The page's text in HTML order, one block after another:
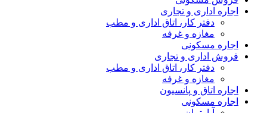
اجاره اداری و تجاری
دفتر کار، اتاق اداری و مطب
مغازه و غرفه
اجاره مسکونی
فروش اداری و تجاری
دفتر کار، اتاق اداری و مطب
مغازه و غرفه
اجاره اتاق و پانسیون
اجاره مسکونی